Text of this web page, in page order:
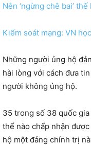
Nên ‘ngừng chê bai’
Kiểm soát mạng: VN
Những người ủng hộ
hài lòng với cách đưa
người không ủng hộ.
35 trong số 38 quốc
thể nào chấp nhận
hộ một đảng chính trị